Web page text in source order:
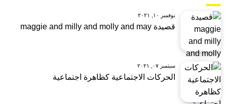
نوفمبر ١٠, ٢٠٢١
قصيدة maggie and milly and molly and may
سبتمبر ٠٧, ٢٠٢١
الحركات الاجتماعية كظاهرة اجتماعية